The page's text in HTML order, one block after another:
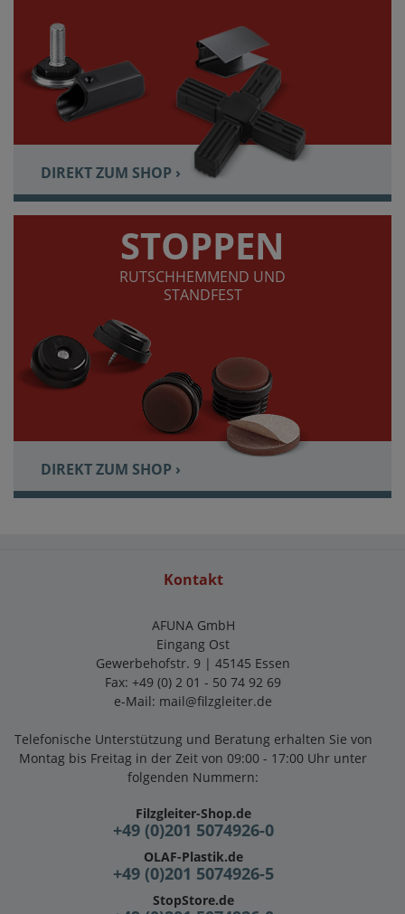
DIREKT ZUM SHOP ›
STOPPEN
RUTSCHHEMMEND UND
STANDFEST
DIREKT ZUM SHOP ›
Kontakt
AFUNA GmbH
Eingang Ost
Gewerbehofstr. 9 | 45145 Essen
Fax: +49 (0) 2 01 - 50 74 92 69
e-Mail: mail@filzgleiter.de
Telefonische Unterstützung und Beratung erhalten Sie von
Montag bis Freitag in der Zeit von 09:00 - 17:00 Uhr unter
folgenden Nummern:
Filzgleiter-Shop.de
+49 (0)201 5074926-0
OLAF-Plastik.de
+49 (0)201 5074926-5
StopStore.de